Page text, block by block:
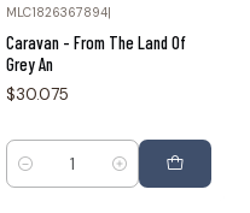
MLC1826367894|
Caravan - From The Land Of
Grey An
$30.075
Cantidad